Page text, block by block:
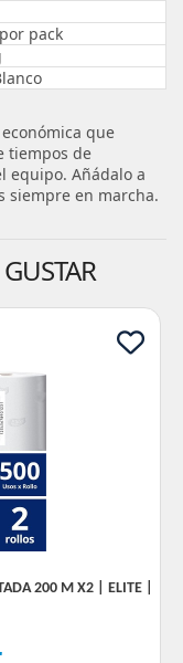
pack
que
tiempos de
equipo. Añádalo a
siempre en marcha.
200 M X2 | ELITE |